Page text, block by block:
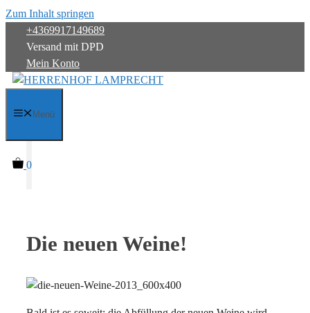
Zum Inhalt springen
+4369917149689
Versand mit DPD
Mein Konto
Menü
0
Die neuen Weine!